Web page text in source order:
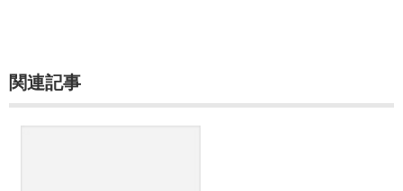
関連記事